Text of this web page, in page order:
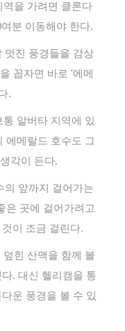
을 가려면 클론다
분 이동해야 한다.
멋진 풍경들을 감상
꼽자면 바로 '에메
.
알버타 지역에 있
에메랄드 호수도 그
각이 든다.
의 앞까지 걸어가는
은 곳에 걸어가려고
이 조금 걸린다.
힌 산맥을 함께 볼
. 대신 헬리캠을 통
운 풍경을 볼 수 있